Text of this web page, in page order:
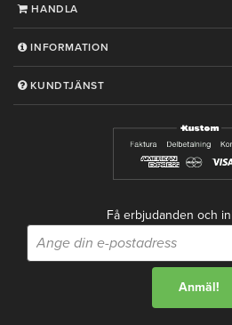
HANDLA
INFORMATION
KUNDTJÄNST
Få erbjudanden och